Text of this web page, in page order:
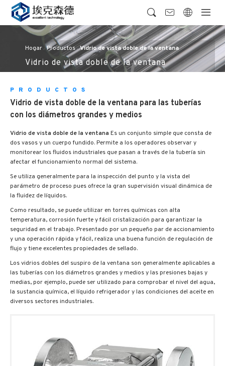
Hogar Productos Vidrio de vista doble de la ventana
Vidrio de vista doble de la ventana
PRODUCTOS
Vidrio de vista doble de la ventana para las tuberías
con los diámetros grandes y medios
Vidrio de vista doble de la ventana Es un conjunto simple que consta de
dos vasos y un cuerpo fundido. Permite a los operadores observar y
monitorear los fluidos industriales que pasan a través de la tubería sin
afectar el funcionamiento normal del sistema.
Se utiliza generalmente para la inspección del punto y la vista del
parámetro de proceso pues ofrece la gran supervisión visual dinámica de
la fluidez de líquidos.
Como resultado, se puede utilizar en torres químicas con alta
temperatura, corrosión fuerte y fácil cristalización para garantizar la
seguridad en el trabajo. Presentado por un pequeño par de accionamiento
y una operación rápida y fácil, realiza una buena función de regulación de
flujo y tiene excelentes propiedades de sellado.
Los vidrios dobles del suspiro de la ventana son generalmente aplicables a
las tuberías con los diámetros grandes y medios y las presiones bajas y
medias, por ejemplo, puede ser utilizado para comprobar el nivel del agua,
la sustancia química, el líquido refrigerador y las condiciones del aceite en
diversos sectores industriales.